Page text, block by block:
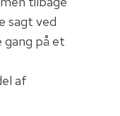
sagt ved
gang på et
af